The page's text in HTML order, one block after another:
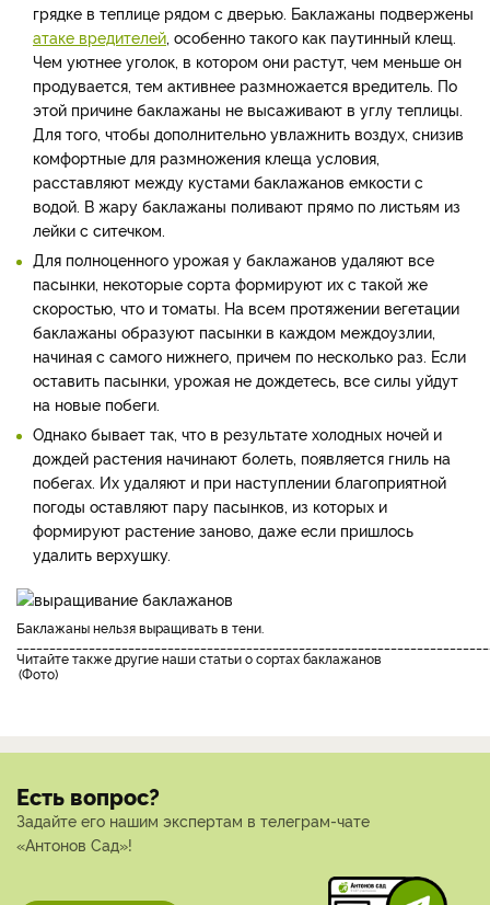
грядке в теплице рядом с дверью. Баклажаны подвержены
атаке вредителей, особенно такого как паутинный клещ.
Чем уютнее уголок, в котором они растут, чем меньше он
продувается, тем активнее размножается вредитель. По
этой причине баклажаны не высаживают в углу теплицы.
Для того, чтобы дополнительно увлажнить воздух, снизив
комфортные для размножения клеща условия,
расставляют между кустами баклажанов емкости с
водой. В жару баклажаны поливают прямо по листьям из
лейки с ситечком.
Для полноценного урожая у баклажанов удаляют все
пасынки, некоторые сорта формируют их с такой же
скоростью, что и томаты. На всем протяжении вегетации
баклажаны образуют пасынки в каждом междоузлии,
начиная с самого нижнего, причем по несколько раз. Если
оставить пасынки, урожая не дождетесь, все силы уйдут
на новые побеги.
Однако бывает так, что в результате холодных ночей и
дождей растения начинают болеть, появляется гниль на
побегах. Их удаляют и при наступлении благоприятной
погоды оставляют пару пасынков, из которых и
формируют растение заново, даже если пришлось
удалить верхушку.
Баклажаны нельзя выращивать в тени.
Читайте также другие наши статьи о сортах баклажанов
Фото
Есть вопрос?
Задайте его нашим экспертам в телеграм-чате
«Антонов Сад»!